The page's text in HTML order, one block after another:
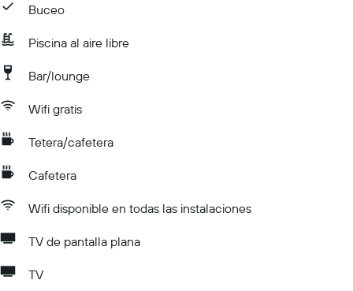
Buceo
Piscina al aire libre
Bar/lounge
Wifi gratis
Tetera/cafetera
Cafetera
Wifi disponible en todas las instalaciones
TV de pantalla plana
TV